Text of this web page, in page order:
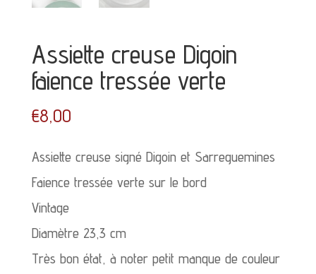
Assiette creuse Digoin
faience tressée verte
€8,00
Assiette creuse signé Digoin et Sarreguemines
Faience tressée verte sur le bord
Vintage
Diamètre 23,3 cm
Très bon état, à noter petit manque de couleur